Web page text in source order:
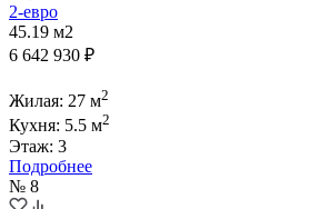
2-евро
45.19 м2
6 642 930 ₽
Жилая: 27 м2
Кухня: 5.5 м2
Этаж: 3
Подробнее
№ 8